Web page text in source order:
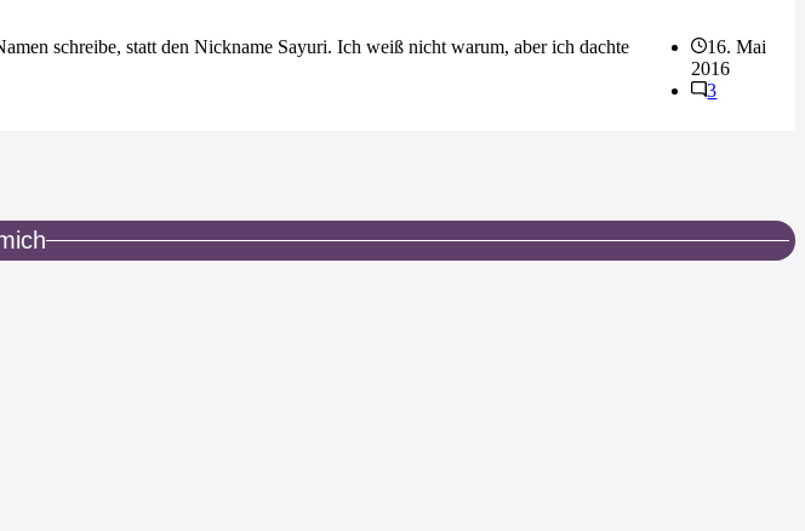
schreibe, statt den Nickname Sayuri. Ich weiß nicht warum, aber ich dachte
16. Mai
2016
3